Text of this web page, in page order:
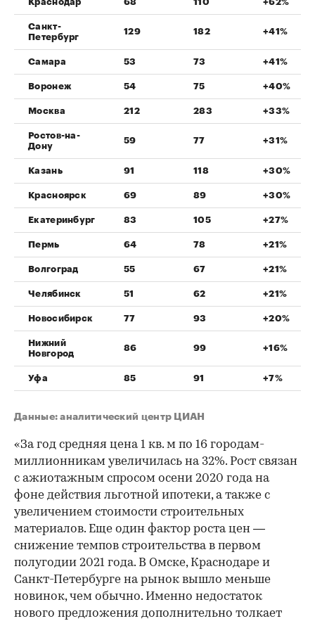
Санкт-
Петербург
129 182 +41%
Самара 53 73 +41%
Воронеж 54 75 +40%
Москва 212 283 +33%
Ростов-на-
Дону
59 77 +31%
Казань 91 118 +30%
Красноярск 69 89 +30%
Екатеринбург 83 105 +27%
Пермь 64 78 +21%
Волгоград 55 67 +21%
Челябинск 51 62 +21%
Новосибирск 77 93 +20%
Нижний
Новгород
86 99 +16%
Уфа 85 91 +7%
Данные: аналитический центр ЦИАН
«За год средняя цена 1 кв. м по 16 городам-
миллионникам увеличилась на 32%. Рост связан
с ажиотажным спросом осени 2020 года на
фоне действия льготной ипотеки, а также с
увеличением стоимости строительных
материалов. Еще один фактор роста цен —
снижение темпов строительства в первом
полугодии 2021 года. В Омске, Краснодаре и
Санкт-Петербурге на рынок вышло меньше
новинок, чем обычно. Именно недостаток
нового предложения дополнительно толкает